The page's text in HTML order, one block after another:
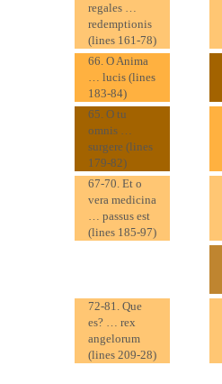
regales …
redemptionis
(lines 161-78)
66. O Anima
… lucis (lines
183-84)
65. O tu
omnis …
surgere (lines
179-82)
67-70. Et o
vera medicina
… passus est
(lines 185-97)
72-81. Que
es? … rex
angelorum
(lines 209-28)